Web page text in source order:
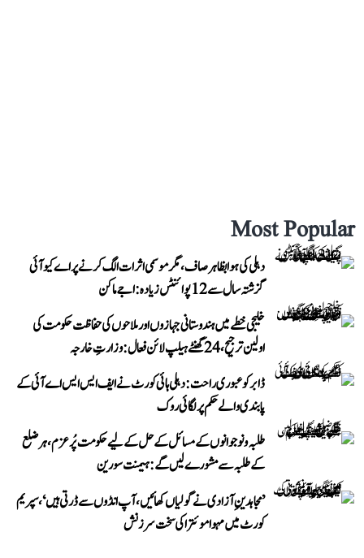
Most Popular
دہلی کی ہوا بظاہر صاف، مگر موسمی اثرات الگ کرنے پر اے کیو آئی
گزشتہ سال سے 12 پوائنٹس زیادہ: اجے ماکن
خلیجی خطے میں ہندوستانی جہازوں اور ملاحوں کی حفاظت حکومت کی
اولین ترجیح، 24 گھنٹے ہیلپ لائن فعال: وزارتِ خارجہ
ڈابر کو عبوری راحت: دہلی ہائی کورٹ نے ایف ایس ایس اے آئی کے
پابندی والے حکم پر لگائی روک
طلبہ و نوجوانوں کے مسائل کے حل کے لیے حکومت پُرعزم، ہر ضلع
کے طلبہ سے مشورے لیں گے: ہیمنت سورین
’مجاہدینِ آزادی نے گولیاں کھائیں، آپ انڈوں سے ڈرتی ہیں‘، سپریم
کورٹ میں مہوا موئترا کی سخت سرزنش